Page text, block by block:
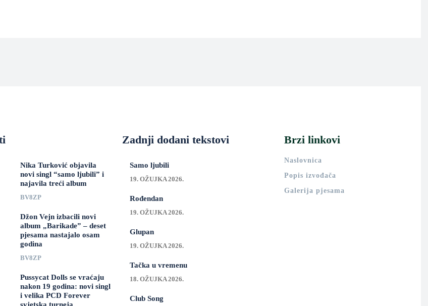
Nika Turković objavila
novi singl “samo ljubili” i
najavila treći album
BV8ZP
Džon Vejn izbacili novi
album „Barikade” – deset
pjesama nastajalo osam
godina
BV8ZP
Pussycat Dolls se vraćaju
nakon 19 godina: novi singl
i velika PCD Forever
Zadnji dodani tekstovi
Samo ljubili
19. OŽUJKA 2026.
Rođendan
19. OŽUJKA 2026.
Glupan
19. OŽUJKA 2026.
Tačka u vremenu
18. OŽUJKA 2026.
Club Song
Brzi linkovi
Naslovnica
Popis izvođača
Galerija pjesama